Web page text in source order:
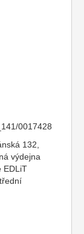
0017428
132,
výdejna
EDLiT